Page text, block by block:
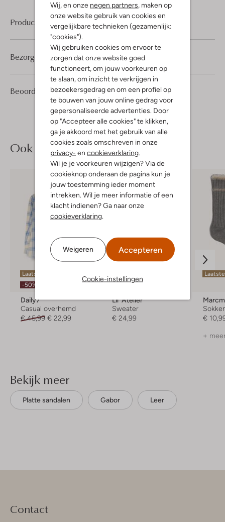
Wij, en onze negen partners , maken op
onze website gebruik van cookies en
vergelijkbare technieken (gezamenlijk:
"cookies").
Wij gebruiken cookies om ervoor te
zorgen dat onze website goed
functioneert, om jouw voorkeuren op
te slaan, om inzicht te verkrijgen in
bezoekersgedrag en om een profiel op
te bouwen van jouw online gedrag voor
gepersonaliseerde advertenties. Door
op "Accepteer alle cookies" te klikken,
ga je akkoord met het gebruik van alle
cookies zoals omschreven in onze
privacy- en cookieverklaring
Wil je je voorkeuren wijzigen? Via de
cookieknop onderaan de pagina kun je
jouw toestemming ieder moment
intrekken. Wil je meer informatie of een
klacht indienen? Ga naar onze
cookieverklaring
Weigeren Accepteren
Cookie-instellingen
Product informatie
Beoordelingen (15) 4/5
15
4
Sterren
Bezorgen & retourneren
Ook iets voor jou?
Laatste items
-50%
Daily7
Casual overhemd
€ 45,99 € 22,99
Nieuw
Lil' Atelier
Sweater
€ 24,99
€
+
Bekijk meer
Platte sandalen Gabor Leer
Contact